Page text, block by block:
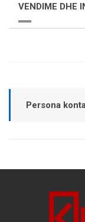
VENDIME DHE
Persona